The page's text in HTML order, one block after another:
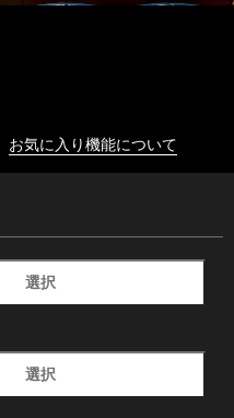
お気に入り機能について
選択
選択